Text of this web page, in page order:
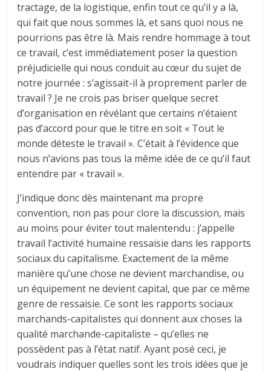
tractage, de la logistique, enfin tout ce qu’il y a là,
qui fait que nous sommes là, et sans quoi nous ne
pourrions pas être là. Mais rendre hommage à tout
ce travail, c’est immédiatement poser la question
préjudicielle qui nous conduit au cœur du sujet de
notre journée : s’agissait-il à proprement parler de
travail ? Je ne crois pas briser quelque secret
d’organisation en révélant que certains n’étaient
pas d’accord pour que le titre en soit « Tout le
monde déteste le travail ». C’était à l’évidence que
nous n’avions pas tous la même idée de ce qu’il faut
entendre par « travail ».
J’indique donc dès maintenant ma propre
convention, non pas pour clore la discussion, mais
au moins pour éviter tout malentendu : j’appelle
travail l’activité humaine ressaisie dans les rapports
sociaux du capitalisme. Exactement de la même
manière qu’une chose ne devient marchandise, ou
un équipement ne devient capital, que par ce même
genre de ressaisie. Ce sont les rapports sociaux
marchands-capitalistes qui donnent aux choses la
qualité marchande-capitaliste – qu’elles ne
possèdent pas à l’état natif. Ayant posé ceci, je
voudrais indiquer quelles sont les trois idées que je